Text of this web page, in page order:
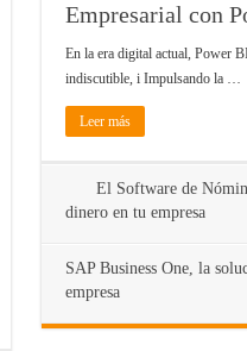
Empresarial con
En la era digital actual, Power
indiscutible, i Impulsando la …
Leer más
El Software de
dinero en tu empresa
SAP Business One, la
empresa